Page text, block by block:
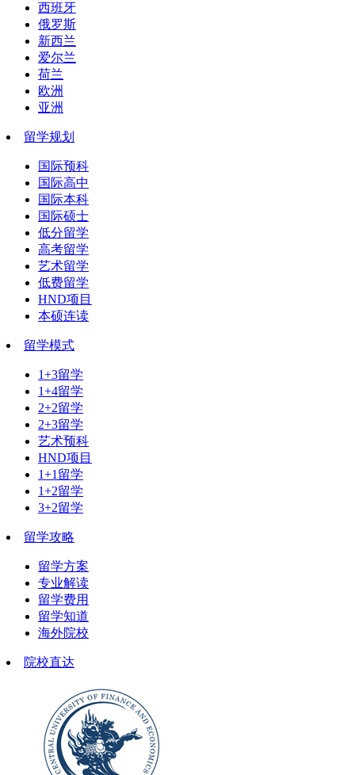
西班牙
俄罗斯
新西兰
爱尔兰
荷兰
欧洲
亚洲
留学规划
国际预科
国际高中
国际本科
国际硕士
低分留学
高考留学
艺术留学
低费留学
HND项目
本硕连读
留学模式
1+3留学
1+4留学
2+2留学
2+3留学
艺术预科
HND项目
1+1留学
1+2留学
3+2留学
留学攻略
留学方案
专业解读
留学费用
留学知道
海外院校
院校直达